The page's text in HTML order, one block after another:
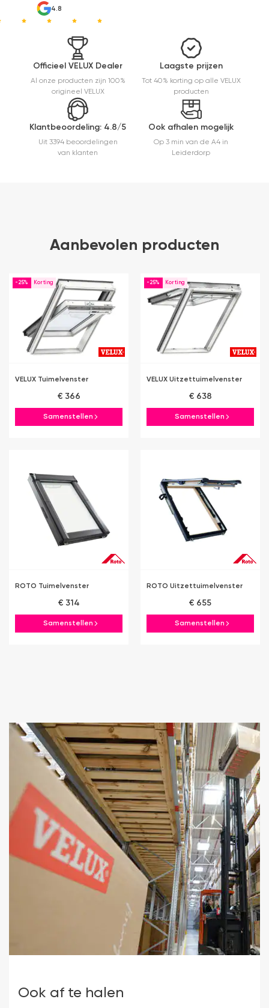
geweest)
inrollen.
4.8
Officieel VELUX Dealer
Al onze producten zijn 100%
origineel VELUX
Laagste prijzen
Tot 40% korting op alle VELUX
producten
Klantbeoordeling: 4.8/5
Uit 3394 beoordelingen
van klanten
Ook afhalen mogelijk
Op 3 min van de A4 in
Leiderdorp
Aanbevolen producten
-25%
VELUX Tuimelvenster
€ 366
Samenstellen
-25%
VELUX Uitzettuimelvenster
€ 638
Samenstellen
ROTO Tuimelvenster
€ 314
Samenstellen
ROTO Uitzettuimelvenster
€ 655
Samenstellen
Ook af te halen